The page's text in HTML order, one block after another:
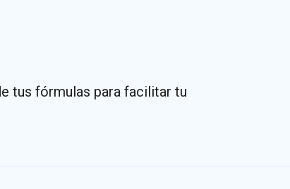
tus fórmulas para facilitar tu